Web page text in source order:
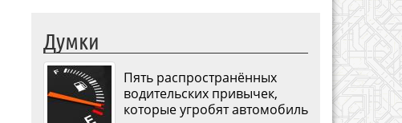
Думки
Пять распространённых
водительских привычек,
которые угробят автомобиль